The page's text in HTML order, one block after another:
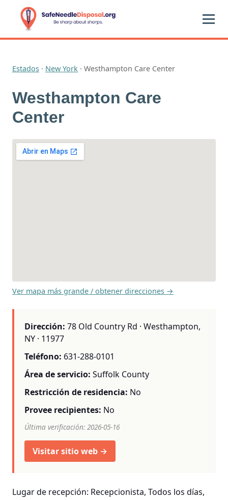
Estados · New York · Westhampton Care Center
Westhampton Care
Center
Ver mapa más grande / obtener direcciones →
Dirección: 78 Old Country Rd · Westhampton,
NY · 11977
Teléfono: 631-288-0101
Área de servicio: Suffolk County
Restricción de residencia: No
Provee recipientes: No
Última verificación: 2026-05-16
Visitar sitio web →
Lugar de recepción: Recepcionista, Todos los días,